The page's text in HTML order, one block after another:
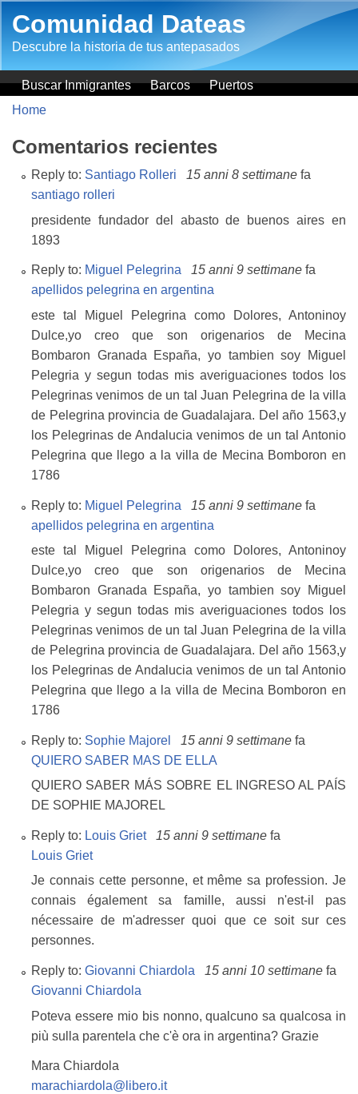
Comunidad Dateas
Descubre la historia de tus antepasados
Buscar Inmigrantes Barcos
Puertos
Home
Comentarios recientes
Reply to: Santiago Rolleri 15 anni 8 settimane fa
santiago rolleri
presidente fundador del abasto de buenos aires en
1893
Reply to: Miguel Pelegrina 15 anni 9 settimane fa
apellidos pelegrina en argentina
este tal Miguel Pelegrina como Dolores, Antoninoy
Dulce,yo creo que son origenarios de Mecina
Bombaron Granada España, yo tambien soy Miguel
Pelegria y segun todas mis averiguaciones todos los
Pelegrinas venimos de un tal Juan Pelegrina de la villa
de Pelegrina provincia de Guadalajara. Del año 1563,y
los Pelegrinas de Andalucia venimos de un tal Antonio
Pelegrina que llego a la villa de Mecina Bomboron en
1786
Reply to: Miguel Pelegrina 15 anni 9 settimane fa
apellidos pelegrina en argentina
este tal Miguel Pelegrina como Dolores, Antoninoy
Dulce,yo creo que son origenarios de Mecina
Bombaron Granada España, yo tambien soy Miguel
Pelegria y segun todas mis averiguaciones todos los
Pelegrinas venimos de un tal Juan Pelegrina de la villa
de Pelegrina provincia de Guadalajara. Del año 1563,y
los Pelegrinas de Andalucia venimos de un tal Antonio
Pelegrina que llego a la villa de Mecina Bomboron en
1786
Reply to: Sophie Majorel 15 anni 9 settimane fa
QUIERO SABER MAS DE ELLA
QUIERO SABER MÁS SOBRE EL INGRESO AL PAÍS
DE SOPHIE MAJOREL
Reply to: Louis Griet 15 anni 9 settimane fa
Louis Griet
Je connais cette personne, et même sa profession. Je
connais également sa famille, aussi n'est-il pas
nécessaire de m'adresser quoi que ce soit sur ces
personnes.
Reply to: Giovanni Chiardola 15 anni 10 settimane fa
Giovanni Chiardola
Poteva essere mio bis nonno, qualcuno sa qualcosa in
più sulla parentela che c'è ora in argentina? Grazie
Mara Chiardola
marachiardola@libero.it